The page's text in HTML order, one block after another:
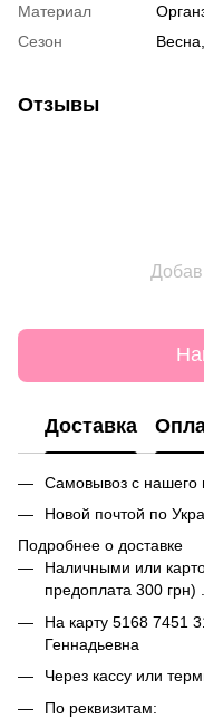
Материал
Сезон
Отзывы
Доставка
Самовывоз с нашего
Новой почтой по
Подробнее о доставке
Наличными или
предоплата 300 грн) .
На карту 5168 7451
Геннадьевна
Через кассу или
По реквизитам: